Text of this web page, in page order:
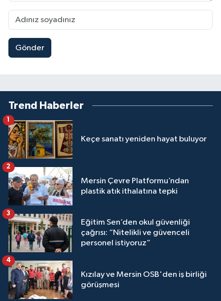
Gönder
Trend Haberler
Keçe sanatı yeniden hayat buluyor
1
Mersin Çevre Platformu’ndan
plastik atık ithalatına tepki
2
Eğitim Sen’den okul güvenliği
çağrısı: “Nitelikli ve güvenceli
personel istiyoruz”
3
Kızılay ve Mersin OSB'den iş birliği
görüşmesi
4